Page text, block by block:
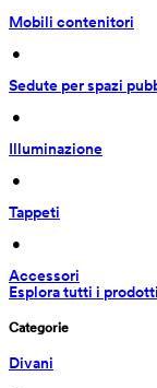
Mobili contenitori
•
Sedute per spazi
•
Illuminazione
•
Tappeti
•
Accessori
Esplora tutti i prodotti
Categorie
Divani